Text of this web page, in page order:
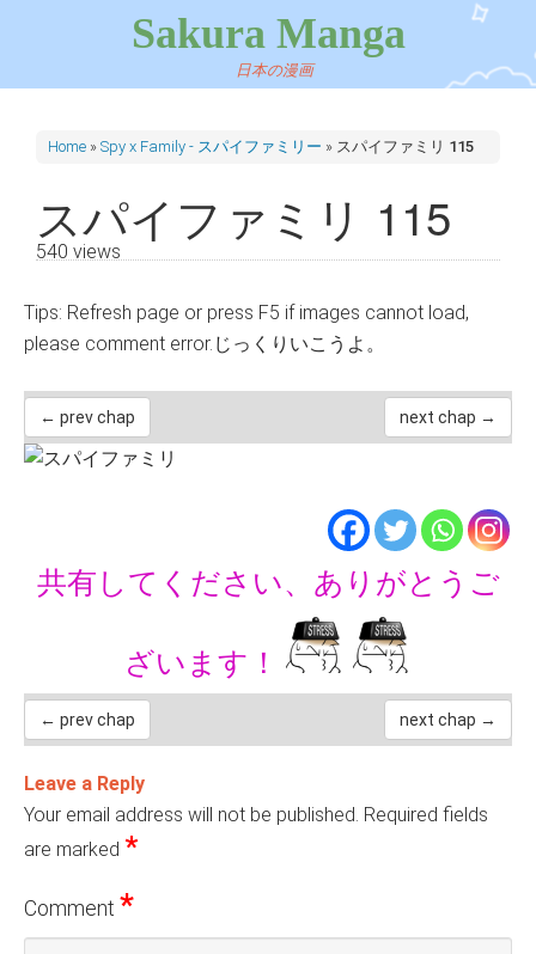
Sakura Manga
日本の漫画
Home » Spy x Family - スパイファミリー » スパイファミリ 115
スパイファミリ 115
540 views
Tips: Refresh page or press F5 if images cannot load,
please comment error.じっくりいこうよ。
← prev chap next chap →
共有してください、ありがとうご
ざいます！
← prev chap next chap →
Leave a Reply
Your email address will not be published. Required fields
are marked *
Comment *